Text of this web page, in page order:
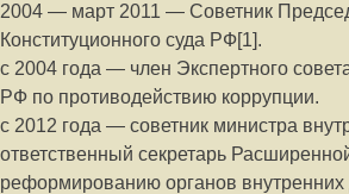
2004 — март 2011 — Советник
Конституционного суда РФ[1].
с 2004 года — член Экспертного
РФ по противодействию коррупции.
с 2012 года — советник министра
ответственный секретарь
реформированию органов внутренних